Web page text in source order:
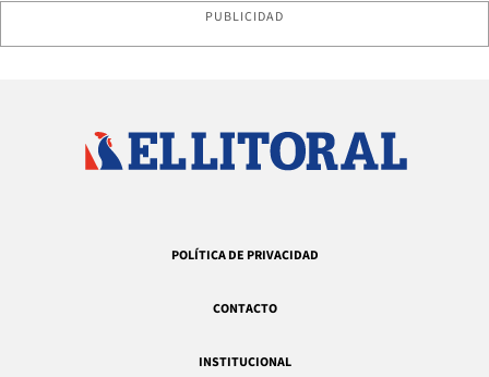
PUBLICIDAD
POLÍTICA DE PRIVACIDAD
CONTACTO
INSTITUCIONAL